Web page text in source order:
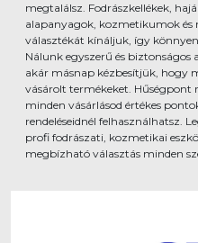
megtalálsz. Fodrászkellékek,
alapanyagok, kozmetikumok és
választékát kínáljuk, így
Nálunk egyszerű és biztonságos
akár másnap kézbesítjük, hogy
vásárolt termékeket. Hűségpont
minden vásárlásod értékes
rendeléseidnél felhasználhatsz.
profi fodrászati, kozmetikai
megbízható választás minden